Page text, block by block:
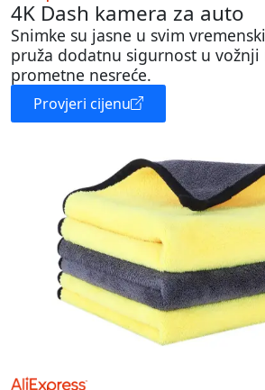
4K Dash kamera za auto
Snimke su jasne u svim
pruža dodatnu sigurnost u vožnji
prometne nesreće.
Provjeri cijenu